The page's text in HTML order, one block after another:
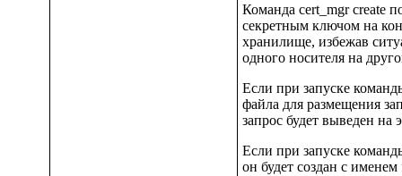
Команда cert_mgr create
секретным ключом на
хранилище, избежав
одного носителя на
Если при запуске
файла для размещения
запрос будет выведен на
Если при запуске
он будет создан с именем